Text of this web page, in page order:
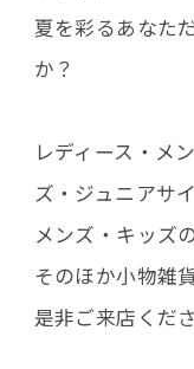
夏を彩るあなた
か？
レディース・メ
ズ・ジュニアサ
メンズ・キッズ
そのほか小物雑
是非ご来店くだ